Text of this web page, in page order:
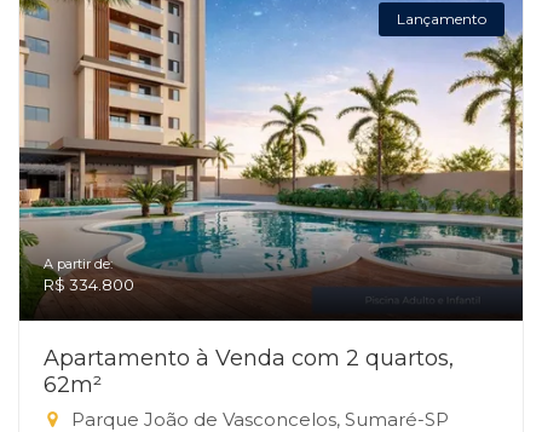
Lançamento
A partir de:
R$ 334.800
Apartamento à Venda com 2 quartos,
62m²
Parque João de Vasconcelos, Sumaré-SP